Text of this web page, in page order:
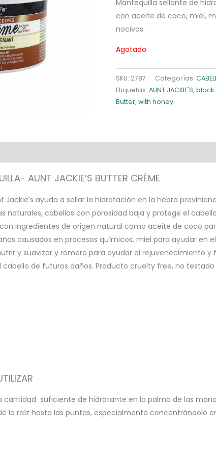
Mantequilla sellante de
con aceite de coco, miel,
nocivos.
Agotado
SKU: 2787 Categorías:
Etiquetas: AUNT JACKIE'S, black
Butter, with honey
AUNT JACKIE’S BUTTER CRÉME
ayuda a sellar la hidratación en la hebra
naturales, cabellos con porosidad baja y protege el
ingredientes de origen natural como aceite de coco
causados en procesos químicos, miel para ayudar en
y suavizar y romero para ayudar al rejuvenecimiento
de futuros daños. Producto cruelty free, no testado
cantidad suficiente de hidratante en la palma de las
la raíz hasta las puntas, especialmente concentrándolo